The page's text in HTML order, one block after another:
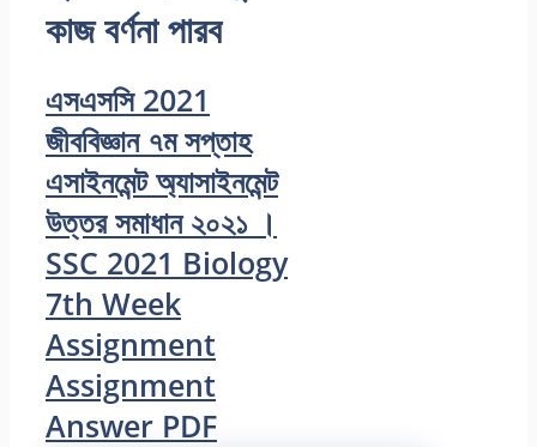
কাজ বর্ণনা পারব
এসএসসি 2021
জীববিজ্ঞান ৭ম সপ্তাহ
এসাইনমেন্ট অ্যাসাইনমেন্ট
উত্তর সমাধান ২০২১ ।
SSC 2021 Biology
7th Week
Assignment
Assignment
Answer PDF